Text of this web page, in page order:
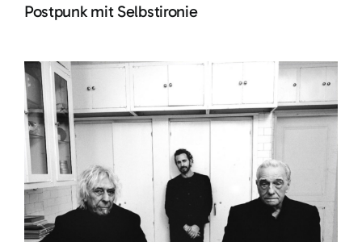
Postpunk mit Selbstironie